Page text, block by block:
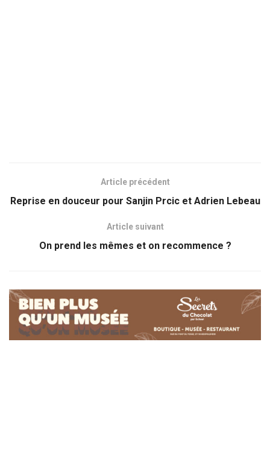
Article précédent
Reprise en douceur pour Sanjin Prcic et Adrien Lebeau
Article suivant
On prend les mêmes et on recommence ?